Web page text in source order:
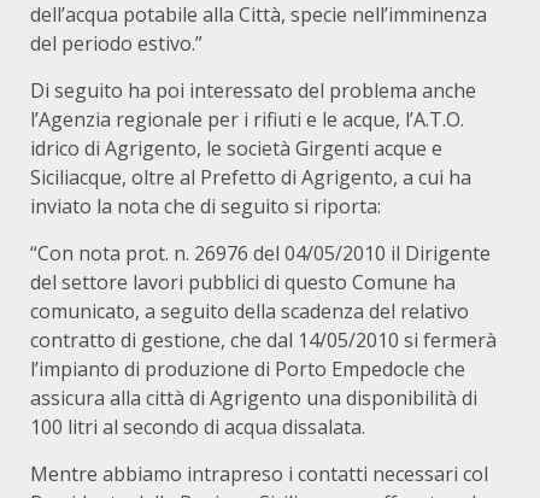
dell’acqua potabile alla Città, specie nell’imminenza
del periodo estivo.”
Di seguito ha poi interessato del problema anche
l’Agenzia regionale per i rifiuti e le acque, l’A.T.O.
idrico di Agrigento, le società Girgenti acque e
Siciliacque, oltre al Prefetto di Agrigento, a cui ha
inviato la nota che di seguito si riporta:
“Con nota prot. n. 26976 del 04/05/2010 il Dirigente
del settore lavori pubblici di questo Comune ha
comunicato, a seguito della scadenza del relativo
contratto di gestione, che dal 14/05/2010 si fermerà
l’impianto di produzione di Porto Empedocle che
assicura alla città di Agrigento una disponibilità di
100 litri al secondo di acqua dissalata.
Mentre abbiamo intrapreso i contatti necessari col